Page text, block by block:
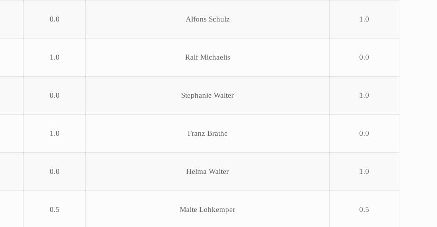
0.0 Alfons Schulz 1.0
1.0 Ralf Michaelis 0.0
0.0 Stephanie Walter 1.0
1.0 Franz Brathe 0.0
0.0 Helma Walter 1.0
0.5 Malte Lohkemper 0.5